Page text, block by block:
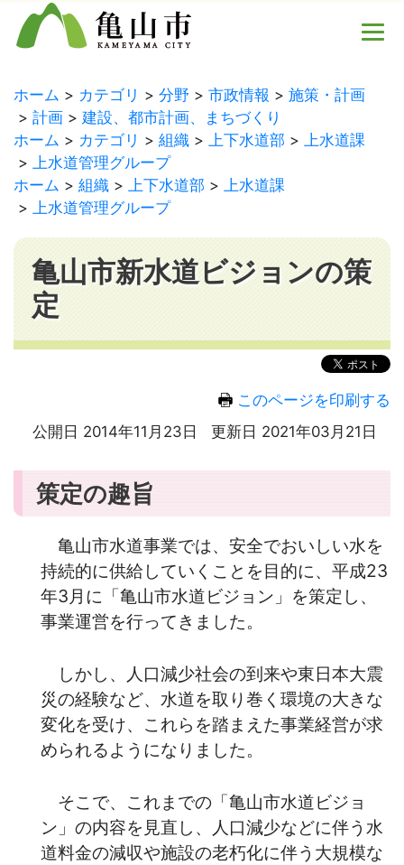
ホーム カテゴリ 分野 市政情報
施策・計画
計画
建設、都市計画、まちづくり
ホーム
カテゴリ 組織 上下水道部
上水道課
上水道管理グループ
ホーム
組織 上下水道部
上水道課
上水道管理グループ
亀山市新水道ビジョンの策
定
このページを印刷する
公開日 2014年11月23日
更新日 2021年03月21日
策定の趣旨
亀山市水道事業では、安全でおいしい水を
持続的に供給していくことを目的に、平成23
年3月に「亀山市水道ビジョン」を策定し、
事業運営を行ってきました。
しかし、人口減少社会の到来や東日本大震
災の経験など、水道を取り巻く環境の大きな
変化を受け、これらを踏まえた事業経営が求
められるようになりました。
そこで、これまでの「亀山市水道ビジョ
ン」の内容を見直し、人口減少などに伴う水
道料金の減収や施設の老朽化に伴う大規模な